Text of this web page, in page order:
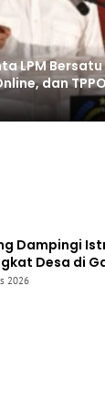
LPM
dan
Dampingi
Desa di
Puluhan
2026